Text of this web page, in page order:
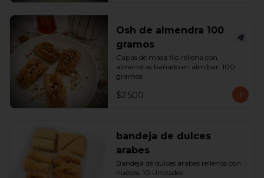
Osh de almendra 100
gramos
Capas de masa filo rellena con
almendras bañado en almíbar. 100
gramos
$2.500
bandeja de dulces
arabes
Bandeja de dulces arabes rellenos con
nueces. 10 Unidades